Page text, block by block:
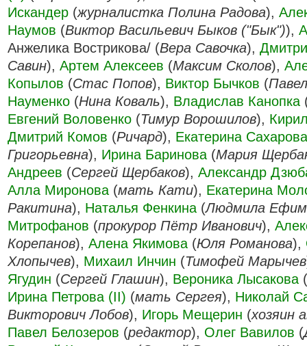
Искандер (журналистка Полина Радова),
Наумов (Виктор Васильевич Быков ("Бык")),
Анжелика Вострикова/ (Вера Савочка),
Савин), Артем Алексеев (Максим Сколов),
Копылов (Стас Попов), Виктор Бычков (
Науменко (Нина Коваль), Владислав Канопка
Евгений Воловенко (Тимур Ворошилов),
Дмитрий Комов (Ричард), Екатерина Сахарова
Григорьевна), Ирина Баринова (Мария
Андреев (Сергей Щербаков), Александр
Алла Миронова (мать Кати), Екатерина
Ракитина), Наталья Фенкина (Людмила
Митрофанов (прокурор Пётр Иванович),
Корепанов), Алена Якимова (Юля Романова),
Хлопычев), Михаил Инчин (Тимофей Марычев
Ягудин (Сергей Глашин), Вероника Лысакова (
Ирина Петрова (II) (мать Сергея), Николай
Викторович Лобов), Игорь Мещерин (хозяин
Павел Белозеров (редактор), Олег Вавилов (